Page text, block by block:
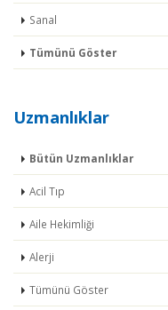
Sanal
Tümünü Göster
Uzmanlıklar
Bütün Uzmanlıklar
Acil Tıp
Aile Hekimliği
Alerji
Tümünü Göster